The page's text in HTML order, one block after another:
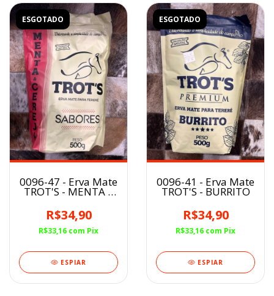
ESGOTADO
0096-47 - Erva Mate
TROT'S - MENTA E
R$34,90
R$33,16 com Pix
ESPIAR
ESGOTADO
0096-41 - Erva Mate
TROT'S - BURRITO
R$34,90
R$33,16 com Pix
ESPIAR